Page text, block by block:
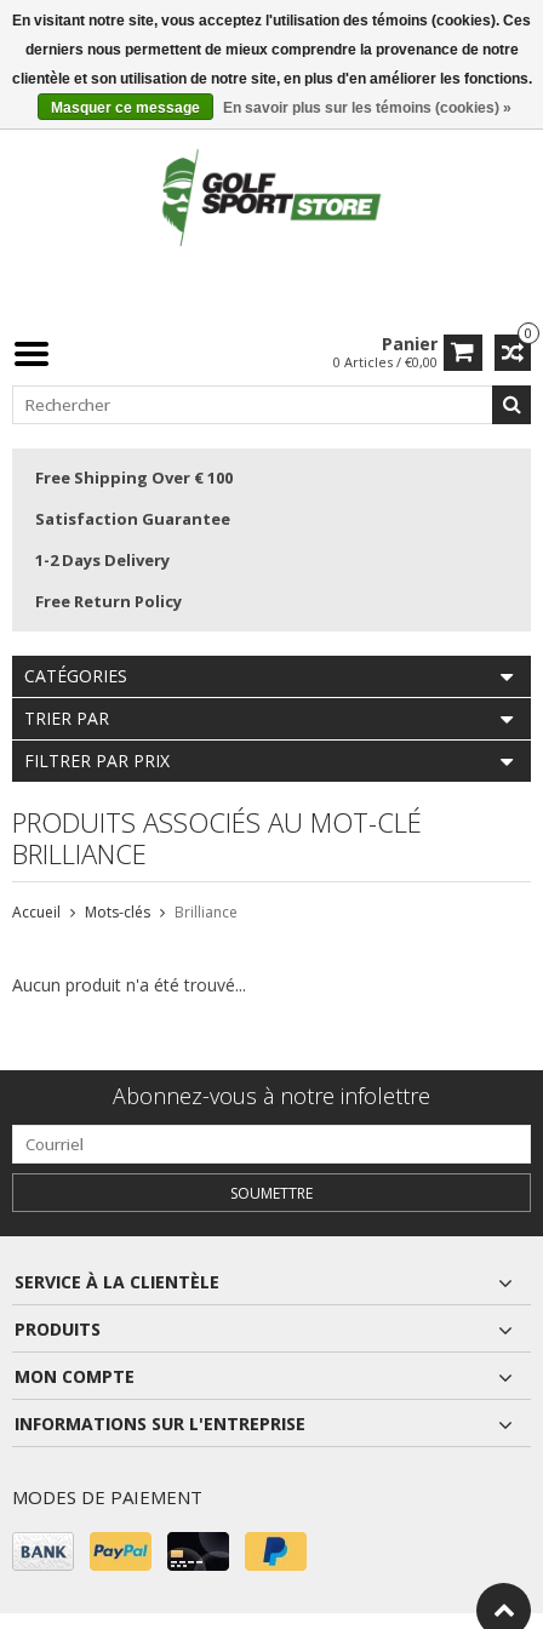
0
Panier
0 Articles / €0,00
Free Shipping Over € 100
Satisfaction Guarantee
1-2 Days Delivery
Free Return Policy
CATÉGORIES
TRIER PAR
FILTRER PAR PRIX
PRODUITS ASSOCIÉS AU MOT-CLÉ
BRILLIANCE
Accueil Mots-clés Brilliance
Aucun produit n'a été trouvé...
Abonnez-vous à notre infolettre
SOUMETTRE
SERVICE À LA CLIENTÈLE
PRODUITS
MON COMPTE
INFORMATIONS SUR L'ENTREPRISE
MODES DE PAIEMENT
En visitant notre site, vous acceptez l'utilisation des témoins (cookies). Ces
derniers nous permettent de mieux comprendre la provenance de notre
clientèle et son utilisation de notre site, en plus d'en améliorer les fonctions.
Masquer ce message
En savoir plus sur les témoins (cookies) »